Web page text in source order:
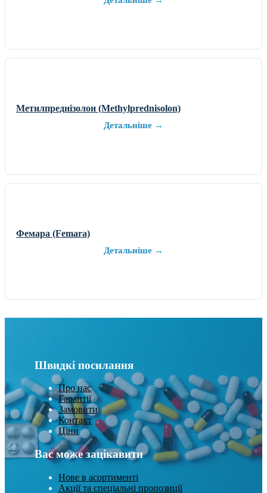
Метилпреднізолон (Methylprednisolon)
Детальніше →
Фемара (Femara)
Детальніше →
Швидкі посилання
Про нас
Гарантії
Замовити
Контакт
Ціни
Вас може зацікавити
Нове в асортименті
Акції та спеціальні пропозиції